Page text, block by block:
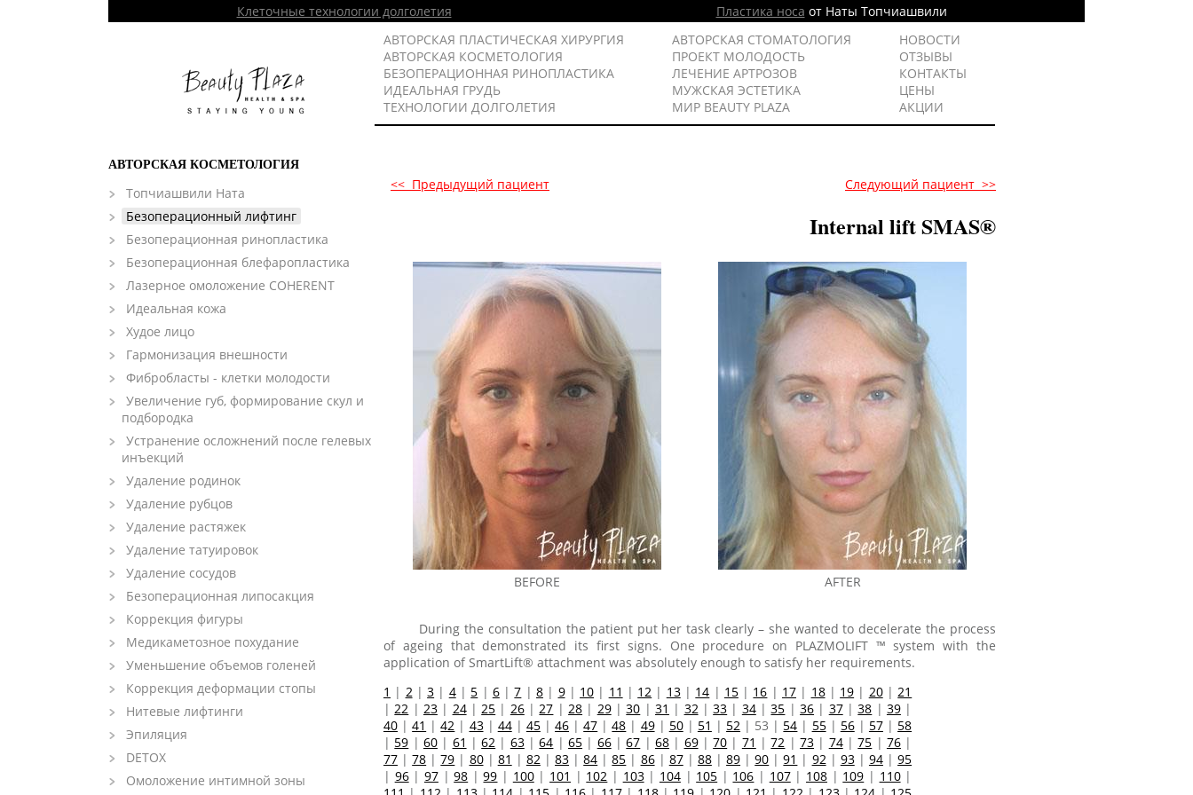
Клеточные технологии долголетия Пластика носа от Наты Топчиашвили
АВТОРСКАЯ ПЛАСТИЧЕСКАЯ ХИРУРГИЯ
АВТОРСКАЯ КОСМЕТОЛОГИЯ
БЕЗОПЕРАЦИОННАЯ РИНОПЛАСТИКА
ИДЕАЛЬНАЯ ГРУДЬ
ТЕХНОЛОГИИ ДОЛГОЛЕТИЯ
АВТОРСКАЯ СТОМАТОЛОГИЯ
ПРОЕКТ МОЛОДОСТЬ
ЛЕЧЕНИЕ АРТРОЗОВ
МУЖСКАЯ ЭСТЕТИКА
МИР BEAUTY PLAZA
НОВОСТИ
ОТЗЫВЫ
КОНТАКТЫ
ЦЕНЫ
АКЦИИ
АВТОРСКАЯ КОСМЕТОЛОГИЯ
Топчиашвили Ната
Безоперационный лифтинг
Безоперационная ринопластика
Безоперационная блефаропластика
Лазерное омоложение COHERENT
Идеальная кожа
Худое лицо
Гармонизация внешности
Фибробласты - клетки молодости
Увеличение губ, формирование скул и
подбородка
Устранение осложнений после гелевых
инъекций
Удаление родинок
Удаление рубцов
Удаление растяжек
Удаление татуировок
Удаление сосудов
Безоперационная липосакция
Коррекция фигуры
Медикаметозное похудание
Уменьшение объемов голеней
Коррекция деформации стопы
Нитевые лифтинги
Эпиляция
DETOX
Омоложение интимной зоны
<< Предыдущий пациент Следующий пациент >>
Internal lift SMAS®
BEFORE AFTER
During the consultation the patient put her task clearly – she wanted to decelerate the process
of ageing that demonstrated its first signs. One procedure on PLAZMOLIFT ™ system with the
application of SmartLift® attachment was absolutely enough to satisfy her requirements.
1 | 2 |3 | 4| 5 | 6|7 | 8| 9| 10 | 11 | 12 | 13| 14 | 15| 16 | 17 | 18| 19 | 20| 21
| 22 | 23| 24| 25 | 26| 27 | 28 | 29|30 | 31 | 32 |33 | 34|35 |36 | 37|38 | 39|
40 |41 |42 | 43| 44| 45|46 |47 |48 | 49| 50| 51 | 52 | 53 | 54 | 55| 56| 57| 58
| 59 | 60| 61 |62 | 63|64 |65 | 66|67 | 68| 69|70 | 71 |72 |73 | 74|75 | 76|
77 |78 |79 | 80| 81 | 82 |83 |84 |85 | 86| 87| 88|89 |90 |91 | 92 | 93| 94|95
| 96| 97|98 |99 | 100| 101 | 102 | 103| 104| 105 | 106 | 107| 108 | 109 | 110|